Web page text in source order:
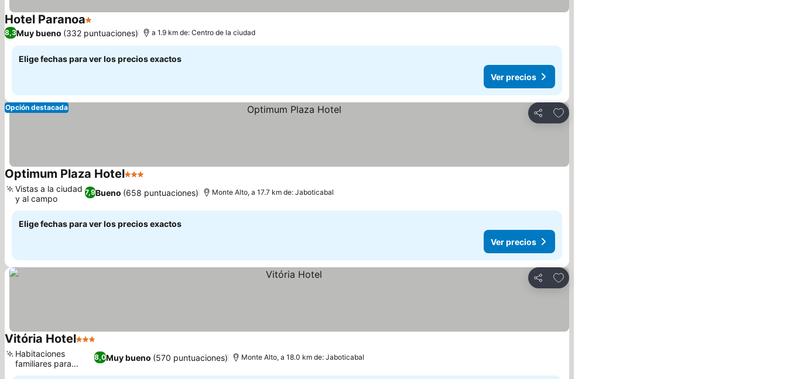
Hotel Paranoa1 Estrellas
8,3Muy bueno (332 puntuaciones) a 1.9 km de: Centro de la ciudad
Elige fechas para ver los precios exactos
Ver precios
Compartir
Agregar a favoritos
Opción destacada
Optimum Plaza Hotel3 Estrellas
7,9Bueno (658 puntuaciones)
Vistas a la ciudad
y al campo
Monte Alto, a 17.7 km de: Jaboticabal
Elige fechas para ver los precios exactos
Ver precios
Compartir
Agregar a favoritos
Vitória Hotel3 Estrellas
8,0Muy bueno (570 puntuaciones)
Habitaciones
familiares para
grupos
Monte Alto, a 18.0 km de: Jaboticabal